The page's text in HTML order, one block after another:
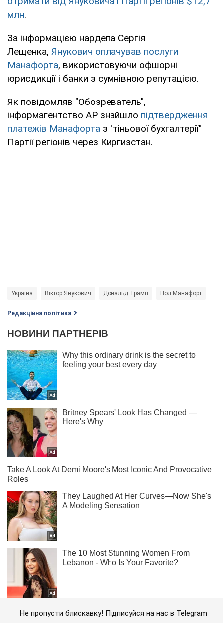
млн.
За інформацією нардепа Сергія
Лещенка, Янукович оплачував послуги
Манафорта, використовуючи офшорні
юрисдикції і банки з сумнівною репутацією.
Як повідомляв "Обозреватель",
інформагентство AP знайшло підтвердження
платежів Манафорта з "тіньової бухгалтерії"
Партії регіонів через Киргизстан.
Україна Віктор Янукович Дональд Трамп Пол Манафорт
Редакційна політика
Не пропусти блискавку! Підписуйся на нас в Telegram